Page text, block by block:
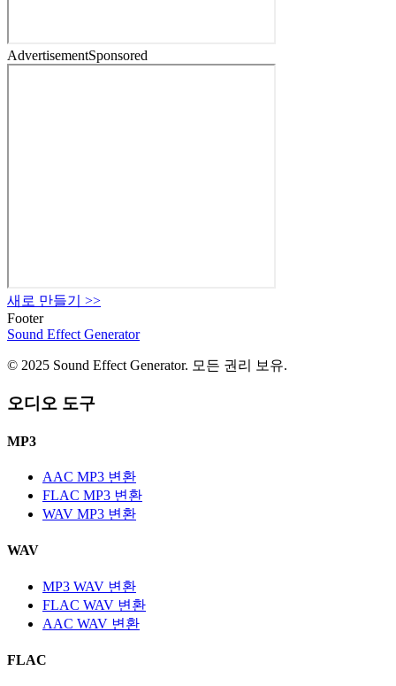
AdvertisementSponsored
새로 만들기
>>
Footer
Sound Effect Generator
© 2025 Sound Effect Generator. 모든 권리 보유.
오디오 도구
MP3
AAC MP3 변환
FLAC MP3 변환
WAV MP3 변환
WAV
MP3 WAV 변환
FLAC WAV 변환
AAC WAV 변환
FLAC